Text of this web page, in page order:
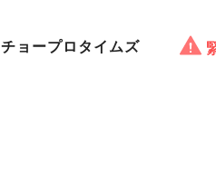
チョープロタイムズ